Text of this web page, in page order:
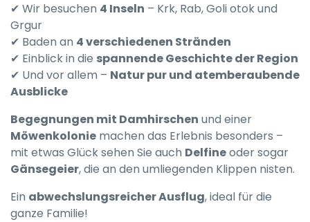
✔ Wir besuchen 4 Inseln – Krk, Rab, Goli otok und
Grgur
✔ Baden an 4 verschiedenen Stränden
✔ Einblick in die spannende Geschichte der Region
✔ Und vor allem – Natur pur und atemberaubende
Ausblicke
Begegnungen mit Damhirschen und einer
Möwenkolonie machen das Erlebnis besonders –
mit etwas Glück sehen Sie auch Delfineoder sogar
Gänsegeier, die an den umliegenden Klippen nisten.
Ein abwechslungsreicher Ausflug, ideal für die
ganze Familie!